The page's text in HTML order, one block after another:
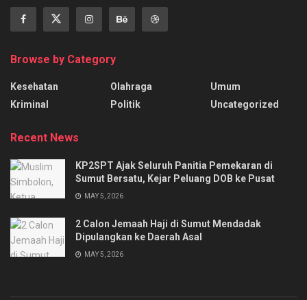
Browse by Category
Kesehatan
Kriminal
Olahraga
Politik
Umum
Uncategorized
Recent News
KP2SPT Ajak Seluruh Panitia Pemekaran di
Sumut Bersatu, Kejar Peluang DOB ke Pusat
MAY 5, 2026
2 Calon Jemaah Haji di Sumut Mendadak
Dipulangkan ke Daerah Asal
MAY 5, 2026